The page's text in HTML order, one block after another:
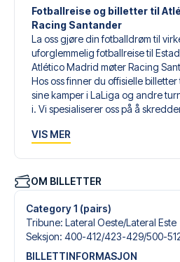
Fotballreise og billetter til
Racing Santander
La oss gjøre din fotballdrøm til
uforglemmelig fotballreise til
Atlético Madrid møter Racing
Hos oss finner du offisielle
sine kamper i LaLiga og andre
i. Vi spesialiserer oss på å
behov.
setter sammen din egen
preferanser. Velg blant et bredt
nøye utvalgte hoteller for enhver
fleksible fly som passer deg best.
Når du velger billettype, kan du se
VIS MER
OM BILLETTER
Category 1 (pairs)
Tribune: Lateral Oeste/​Lateral Este
Seksjon: 400-412/​423-429/​500-
BILLETTINFORMASJON